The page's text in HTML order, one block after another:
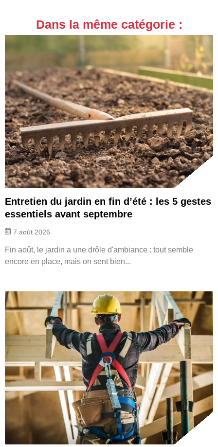
Dans la même catégorie :
Entretien du jardin en fin d’été : les 5 gestes
essentiels avant septembre
7 août 2026
Fin août, le jardin a une drôle d'ambiance : tout semble
encore en place, mais on sent bien...